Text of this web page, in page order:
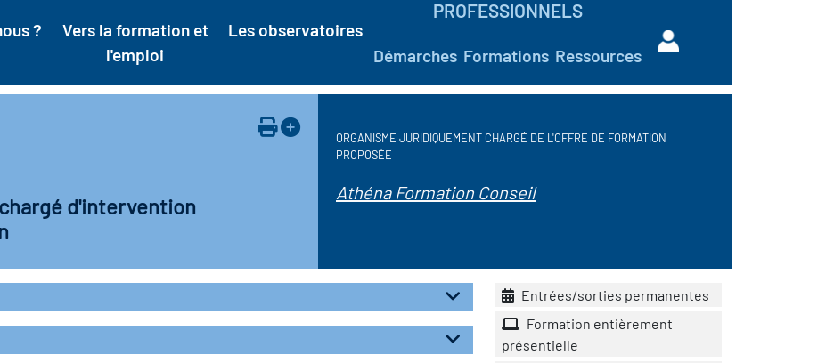
?
Vers la formation et
l'emploi
Les observatoires
PROFESSIONNELS
Démarches Formations Ressources
d'intervention
ORGANISME JURIDIQUEMENT CHARGÉ DE L'OFFRE DE FORMATION
PROPOSÉE
Athéna Formation Conseil
Entrées/sorties permanentes
Formation entièrement
présentielle